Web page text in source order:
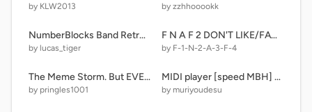
by KLW2013 by zzhhooookk
NumberBlocks Band Retro 421-430 (Each Sound)
by lucas_tiger
F N A F 2 DON'T LIKE/FAV/REMIX!!
by F-1-N-2-A-3-F-4
The Meme Storm. But EVEN FUNNI
by pringles1001
MIDI player [speed MBH] 2.0ver remix-3
by muriyoudesu